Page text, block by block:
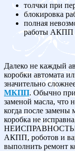
толчки при
блокировка
полная
работы АКПП
Далеко не каждый
коробки автомата
значительно
МКПП. Обычно при
заменой масла, что
когда после замены
коробка не
НЕИСПРАВНОСТЬ!!!
АКПП, роботов и
выполнить ремонт